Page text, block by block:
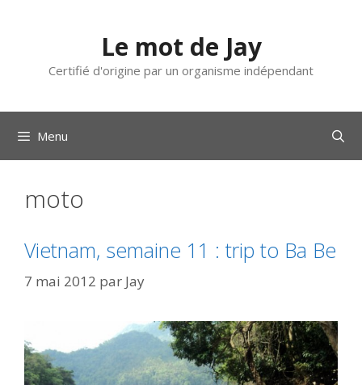
Le mot de Jay
Certifié d'origine par un organisme indépendant
Menu
moto
Vietnam, semaine 11 : trip to Ba Be
7 mai 2012 par Jay